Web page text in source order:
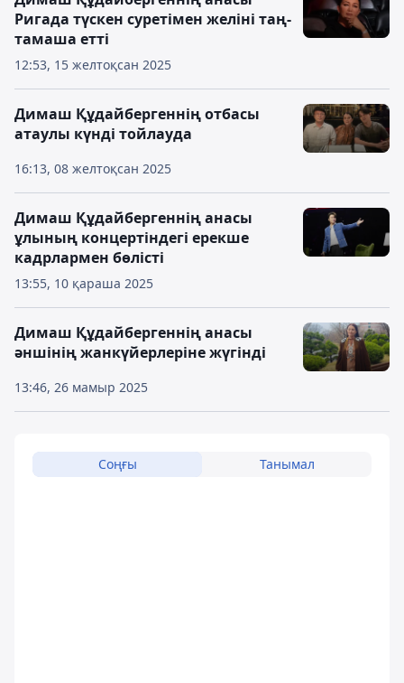
12:53, 15 желтоқсан 2025
Ригада түскен суретімен желіні таң-
тамаша етті
16:13, 08 желтоқсан 2025
Димаш Құдайбергеннің отбасы
атаулы күнді тойлауда
13:55, 10 қараша 2025
Димаш Құдайбергеннің анасы
ұлының концертіндегі ерекше
кадрлармен бөлісті
13:46, 26 мамыр 2025
Димаш Құдайбергеннің анасы
әншінің жанкүйерлеріне жүгінді
Соңғы Танымал